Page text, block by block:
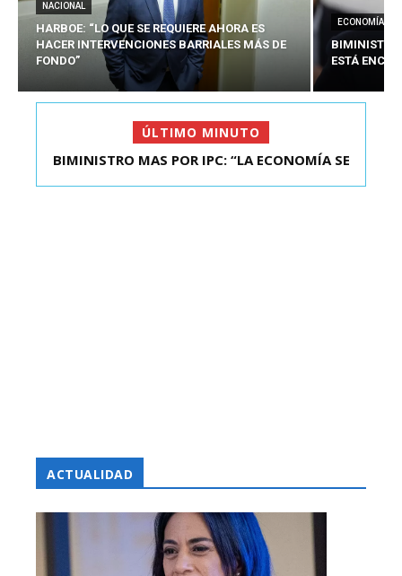
NACIONAL
HARBOE: “LO QUE SE REQUIERE AHORA ES
HACER INTERVENCIONES BARRIALES MÁS DE
FONDO”
ECONOMÍA
BIMINISTRO
ESTÁ
ÚLTIMO MINUTO
KAST SE REUNIÓ CON EL PRESIDENTE ELECTO DE
BIMINISTRO MAS POR IPC: “LA ECONOMÍA SE
ACTUALIDAD